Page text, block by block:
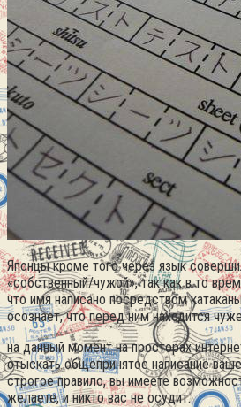
Японцы кроме того через язык
«собственный/чужой», так как в то
что имя написано посредством
осознаёт, что перед ним находится
на данный момент на просторах
отыскать общепринятое написание
строгое правило, вы имеете
желаете, и никто вас не осудит.